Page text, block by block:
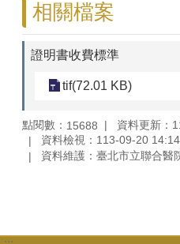
相關檔案
證明書收費標準
tif(72.01 KB)
點閱數： 15688
資料更新：
資料檢視：113-09-20 14:14
資料維護：臺北市立聯合醫